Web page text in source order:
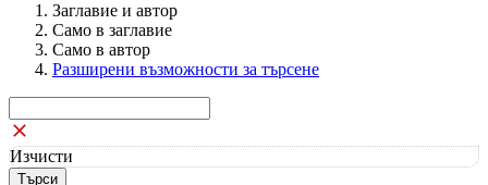
Заглавие и автор
Само в заглавие
Само в автор
Разширени възможности за търсене
Изчисти